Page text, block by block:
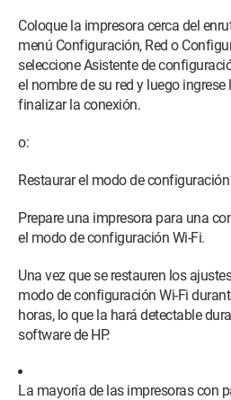
Coloque la impresora cerca del
menú Configuración, Red o
seleccione Asistente de
el nombre de su red y luego
finalizar la conexión.
o:
Restaurar el modo de
Prepare una impresora para una
el modo de configuración Wi-Fi.
Una vez que se restauren los
modo de configuración Wi-Fi
horas, lo que la hará detectable
software de HP.
La mayoría de las impresoras con